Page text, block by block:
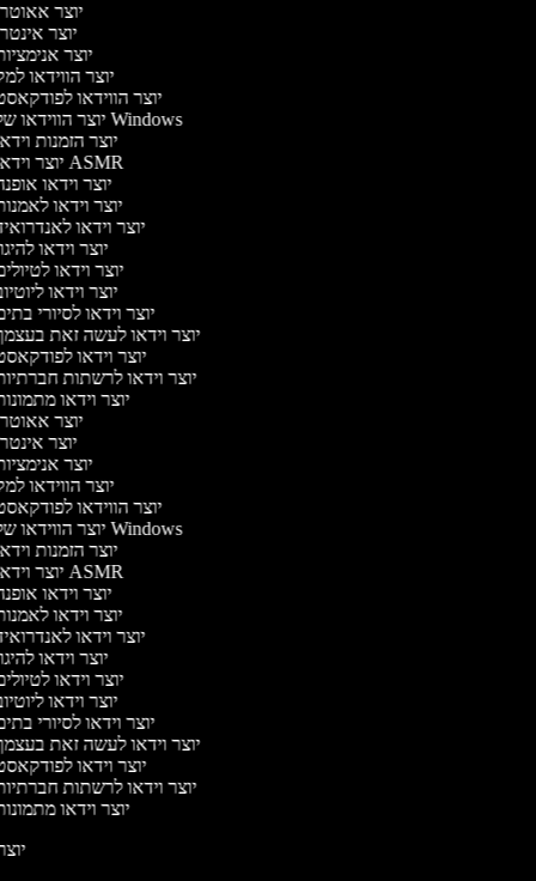
יוצר
יוצר
יוצר
יוצר הווידאו
יוצר הווידאו
יוצר הווידאו של Windows
יוצר הזמנות
יוצר וידאו ASMR
יוצר וידאו
יוצר וידאו
יוצר וידאו
יוצר וידאו
יוצר וידאו
יוצר וידאו
יוצר וידאו לסיורי
יוצר וידאו לעשה זאת
יוצר וידאו
יוצר וידאו לרשתות
יוצר וידאו
יוצר
יוצר
יוצר
יוצר הווידאו
יוצר הווידאו
יוצר הווידאו של Windows
יוצר הזמנות
יוצר וידאו ASMR
יוצר וידאו
יוצר וידאו
יוצר וידאו
יוצר וידאו
יוצר וידאו
יוצר וידאו
יוצר וידאו לסיורי
יוצר וידאו לעשה זאת
יוצר וידאו
יוצר וידאו לרשתות
יוצר וידאו